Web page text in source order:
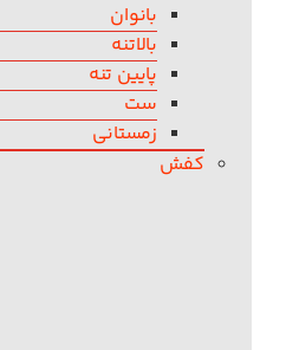
بانوان
بالاتنه
پایین تنه
ست
زمستانی
کفش